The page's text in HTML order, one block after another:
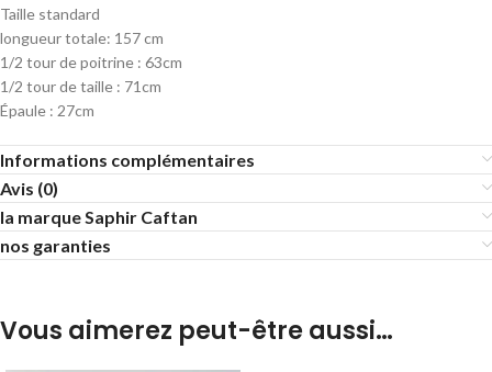
Taille standard
longueur totale: 157 cm
1/2 tour de poitrine : 63cm
1/2 tour de taille : 71cm
Épaule : 27cm
Informations complémentaires
Avis (0)
la marque Saphir Caftan
nos garanties
Vous aimerez peut-être aussi…